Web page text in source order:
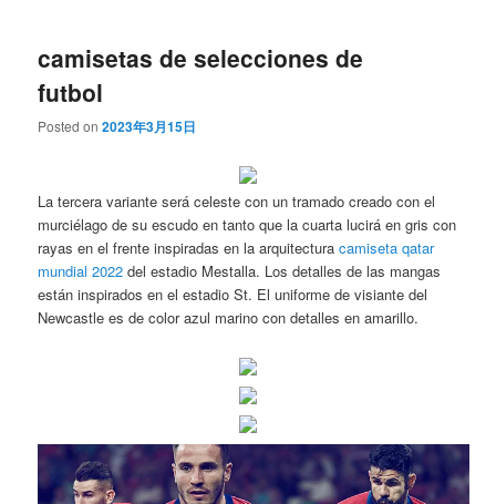
camisetas de selecciones de
futbol
Posted on2023年3月15日
La tercera variante será celeste con un tramado creado con el
murciélago de su escudo en tanto que la cuarta lucirá en gris con
rayas en el frente inspiradas en la arquitecturacamiseta qatar
mundial 2022 del estadio Mestalla. Los detalles de las mangas
están inspirados en el estadio St. El uniforme de visiante del
Newcastle es de color azul marino con detalles en amarillo.